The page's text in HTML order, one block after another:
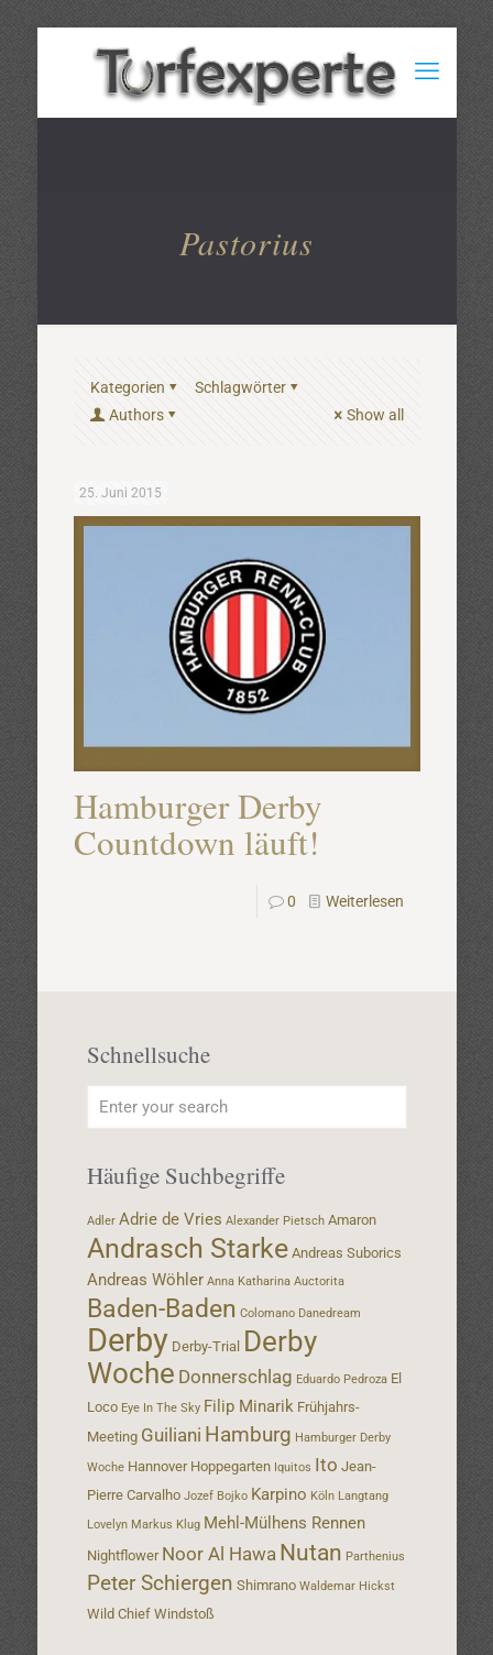
Pastorius
Kategorien
Schlagwörter
Authors
Show all
25. Juni 2015
Hamburger Derby
Countdown läuft!
0 Weiterlesen
Schnellsuche
Häufige Suchbegriffe
Adler Adrie de Vries Alexander Pietsch Amaron
Andrasch Starke Andreas Suborics
Andreas Wöhler Anna Katharina Auctorita
Baden-Baden Colomano Danedream
Derby Derby-Trial Derby
Woche Donnerschlag Eduardo Pedroza El
Loco Eye In The Sky Filip Minarik Frühjahrs-
Meeting Guiliani Hamburg Hamburger Derby
Woche Hannover Hoppegarten Iquitos Ito Jean-
Pierre Carvalho Jozef Bojko Karpino Köln Langtang
Lovelyn Markus Klug Mehl-Mülhens Rennen
Nightflower Noor Al Hawa Nutan Parthenius
Peter Schiergen Shimrano Waldemar Hickst
Wild Chief Windstoß